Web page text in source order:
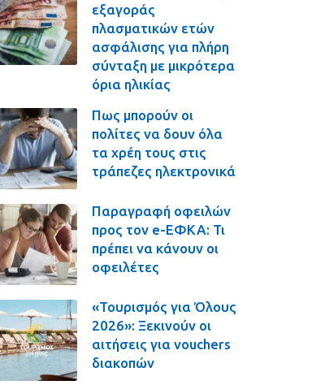
εξαγοράς
πλασματικών ετών
ασφάλισης για πλήρη
σύνταξη με μικρότερα
όρια ηλικίας
Πως μπορούν οι
πολίτες να δουν όλα
τα χρέη τους στις
τράπεζες ηλεκτρονικά
Παραγραφή οφειλών
προς τον e-ΕΦΚΑ: Τι
πρέπει να κάνουν οι
οφειλέτες
«Τουρισμός για Όλους
2026»: Ξεκινούν οι
αιτήσεις για vouchers
διακοπών